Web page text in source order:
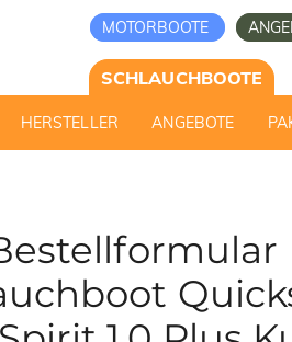
MOTORBOOTE
SCHLAUCHBOOTE
HERSTELLER ANGEBOTE